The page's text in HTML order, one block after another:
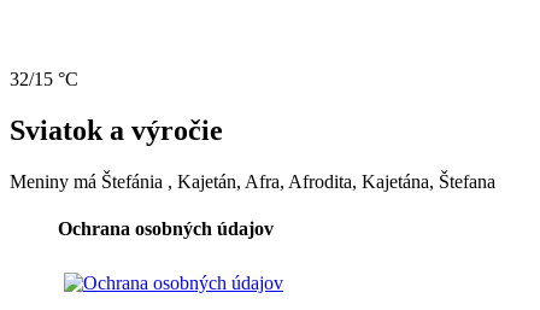
32/15 °C
Sviatok a výročie
Meniny má Štefánia , Kajetán, Afra, Afrodita, Kajetána, Štefana
Ochrana osobných údajov